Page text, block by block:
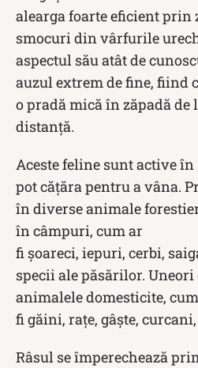
alearga foarte eficient prin
smocuri din vârfurile
aspectul său atât de
auzul extrem de fine, fiind
o pradă mică în zăpadă de
distanță.
Aceste feline sunt active
pot cățăra pentru a vâna.
în diverse animale
în câmpuri, cum ar
fi șoareci, iepuri, cerbi,
specii ale păsărilor.
animalele domesticite,
fi găini, rațe, gâște,
Râsul se împerechează